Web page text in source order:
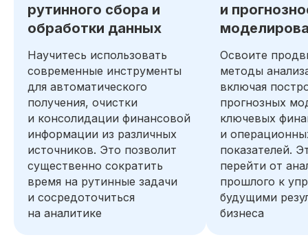
рутинного сбора и
обработки данных
Научитесь использовать
современные инструменты
для автоматического
получения, очистки
и консолидации финансовой
информации из различных
источников. Это позволит
существенно сократить
время на рутинные задачи
и сосредоточиться
на аналитике
и
Освоите
методы
включая
прогнозных
ключевых
и
показателей.
перейти от
прошлого к
будущими
бизнеса